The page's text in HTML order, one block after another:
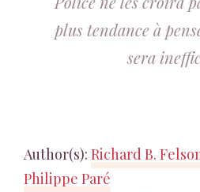
plus tendance à
sera
Author(s): Richard B.
Philippe Paré